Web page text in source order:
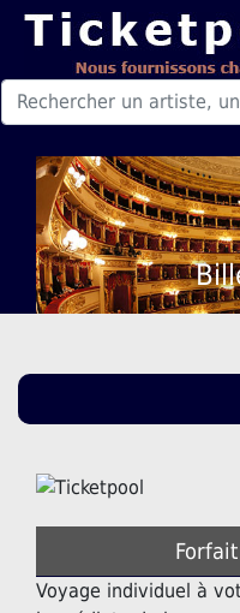
Voyage individuel à